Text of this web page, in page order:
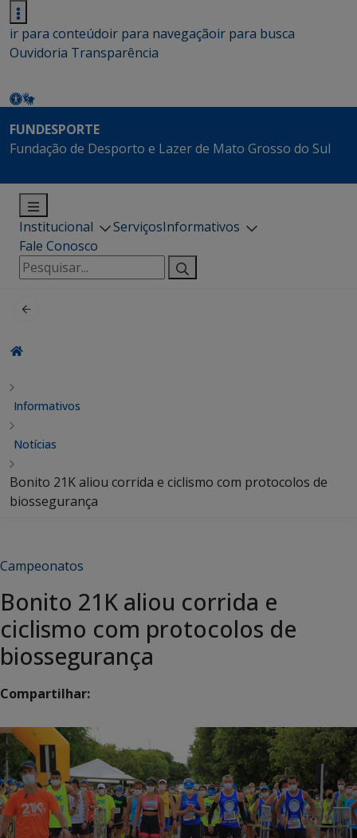
ir para conteúdoir para navegaçãoir para busca
Ouvidoria Transparência
FUNDESPORTE
Fundação de Desporto e Lazer de Mato Grosso do Sul
Institucional ServiçosInformativos
Fale Conosco
Pesquisar
por:
Informativos
Notícias
Bonito 21K aliou corrida e ciclismo com protocolos de
biossegurança
Campeonatos
Bonito 21K aliou corrida e
ciclismo com protocolos de
biossegurança
Compartilhar: